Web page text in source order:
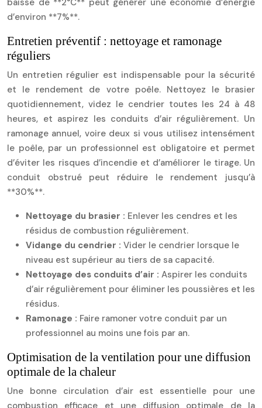
baisse de **2°C** peut générer une économie d’énergie
d’environ **7%**.
Entretien préventif : nettoyage et ramonage
réguliers
Un entretien régulier est indispensable pour la sécurité
et le rendement de votre poêle. Nettoyez le brasier
quotidiennement, videz le cendrier toutes les 24 à 48
heures, et aspirez les conduits d’air régulièrement. Un
ramonage annuel, voire deux si vous utilisez intensément
le poêle, par un professionnel est obligatoire et permet
d’éviter les risques d’incendie et d’améliorer le tirage. Un
conduit obstrué peut réduire le rendement jusqu’à
**30%**.
Nettoyage du brasier : Enlever les cendres et les
résidus de combustion régulièrement.
Vidange du cendrier : Vider le cendrier lorsque le
niveau est supérieur au tiers de sa capacité.
Nettoyage des conduits d’air : Aspirer les conduits
d’air régulièrement pour éliminer les poussières et les
résidus.
Ramonage : Faire ramoner votre conduit par un
professionnel au moins une fois par an.
Optimisation de la ventilation pour une diffusion
optimale de la chaleur
Une bonne circulation d’air est essentielle pour une
combustion efficace et une diffusion optimale de la